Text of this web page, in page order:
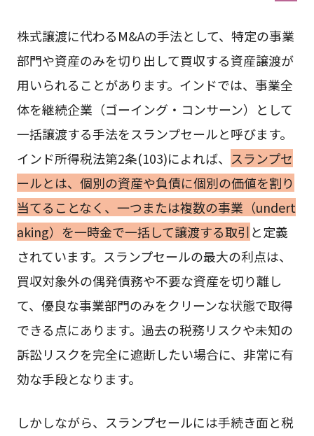
株式譲渡に代わるM&Aの手法として、特定の事業
部門や資産のみを切り出して買収する資産譲渡が
用いられることがあります。インドでは、事業全
体を継続企業（ゴーイング・コンサーン）として
一括譲渡する手法をスランプセールと呼びます。
インド所得税法第2条(103)によれば、
スランプセ
ールとは、個別の資産や負債に個別の価値を割り
当てることなく、一つまたは複数の事業（undert
aking）を一時金で一括して譲渡する取引と定義
されています。スランプセールの最大の利点は、
買収対象外の偶発債務や不要な資産を切り離し
て、優良な事業部門のみをクリーンな状態で取得
できる点にあります。過去の税務リスクや未知の
訴訟リスクを完全に遮断したい場合に、非常に有
効な手段となります。
しかしながら、スランプセールには手続き面と税